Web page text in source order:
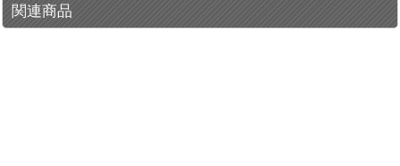
関連商品